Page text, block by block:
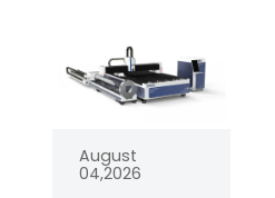
August
04,2026